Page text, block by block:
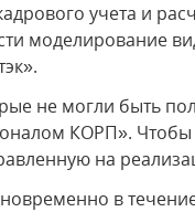
учета и
моделирование
не могли быть
КОРП».
на
в